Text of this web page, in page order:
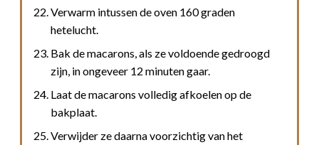
Verwarm intussen de oven 160 graden
hetelucht.
Bak de macarons, als ze voldoende gedroogd
zijn, in ongeveer 12 minuten gaar.
Laat de macarons volledig afkoelen op de
bakplaat.
Verwijder ze daarna voorzichtig van het